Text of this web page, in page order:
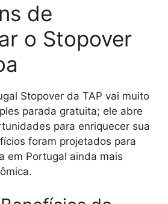
de
o Stopover
Stopover da TAP vai muito
parada gratuita; ele abre
para enriquecer sua
foram projetados para
em Portugal ainda mais